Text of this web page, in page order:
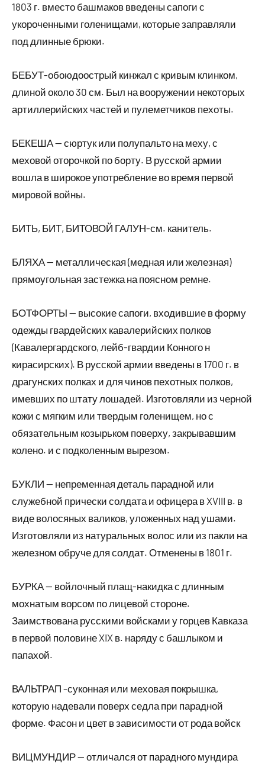
1803 г. вместо башмаков введены сапоги с
укороченными голенищами, которые заправляли
под длинные брюки.
БЕБУТ-обоюдоострый кинжал с кривым клинком,
длиной около 30 см. Был на вооружении некоторых
артиллерийских частей и пулеметчиков пехоты.
БЕКЕША — сюртук или полупальто на меху, с
меховой оторочкой по борту. В русской армии
вошла в широкое употребление во время первой
мировой войны.
БИТЬ, БИТ, БИТОВОЙ ГАЛУН-см. канитель.
БЛЯХА — металлическая (медная или железная)
прямоугольная застежка на поясном ремне.
БОТФОРТЫ — высокие сапоги, входившие в форму
одежды гвардейских кавалерийских полков
(Кавалергардского, лейб-гвардии Конного н
кирасирских). В русской армии введены в 1700 г. в
драгунских полках и для чинов пехотных полков,
имевших по штату лошадей. Изготовляли из черной
кожи с мягким или твердым голенищем, но с
обязательным козырьком поверху, закрывавшим
колено. и с подколенным вырезом.
БУКЛИ — непременная деталь парадной или
служебной прически солдата и офицера в XVIII в. в
виде волосяных валиков, уложенных над ушами.
Изготовляли из натуральных волос или из пакли на
железном обруче для солдат. Отменены в 1801 г.
БУРКА — войлочный плащ-накидка с длинным
мохнатым ворсом по лицевой стороне.
Заимствована русскими войсками у горцев Кавказа
в первой половине XIX в. наряду с башлыком и
папахой.
ВАЛЬТРАП -суконная или меховая покрышка,
которую надевали поверх седла при парадной
форме. Фасон и цвет в зависимости от рода войск
ВИЦМУНДИР — отличался от парадного мундира